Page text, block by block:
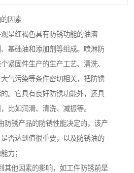
因素
呈红褐色具有防锈功能的油溶
基础油和添加剂等组成。喷淋防
紧固件生产的生产工艺、清洗、
气污染等条件密切相关，把防锈
。它具有良好防锈功能外，还具
比如润滑、清洗、减振等。
防锈产品的防锈性能决定的，该产
否达到值很重要，以及防锈油的
力；
其他因素的影响，如工件防锈前是